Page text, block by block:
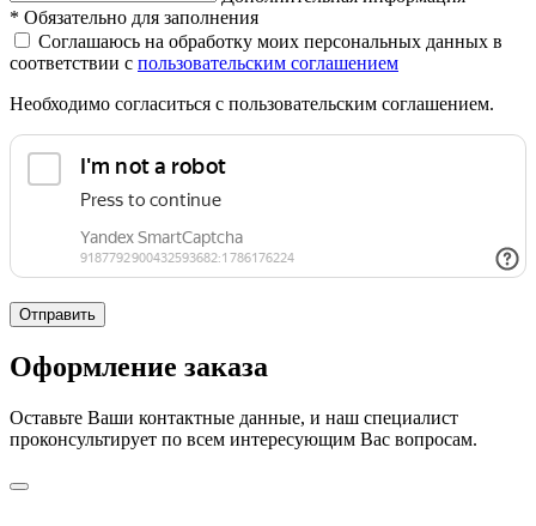
* Обязательно для заполнения
Соглашаюсь на обработку моих персональных данных в
соответствии с пользовательским соглашением
Необходимо согласиться с пользовательским соглашением.
Отправить
Оформление заказа
Оставьте Ваши контактные данные, и наш специалист
проконсультирует по всем интересующим Вас вопросам.